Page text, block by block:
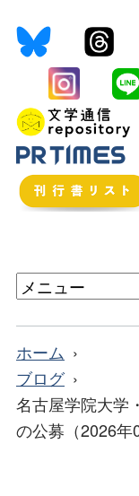
ホーム
ブログ
名古屋学院大学
の公募（2026年